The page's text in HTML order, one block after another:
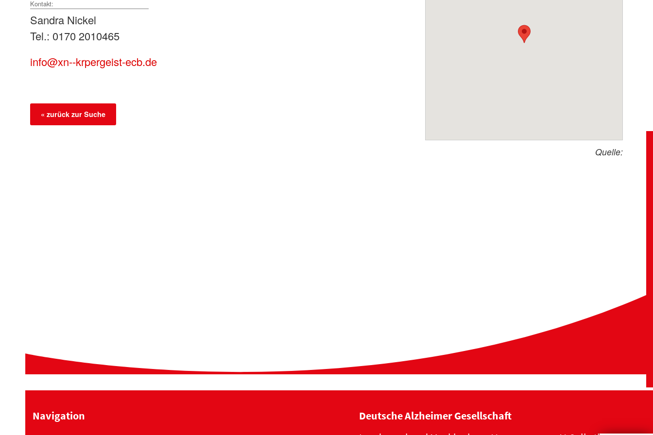
Kontakt:
Sandra Nickel
Tel.: 0170 2010465
info@xn--krpergeist-ecb.de
« zurück zur Suche
Quelle:
Navigation
Deutsche Alzheimer Gesellschaft